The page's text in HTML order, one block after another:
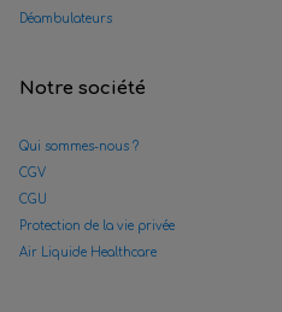
Déambulateurs
Notre société
Qui sommes-nous ?
CGV
CGU
Protection de la vie privée
Air Liquide Healthcare